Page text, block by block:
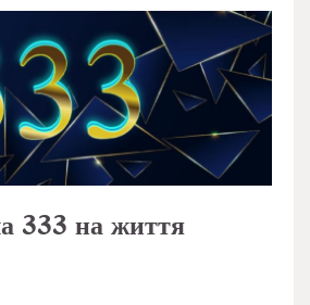
333 на життя